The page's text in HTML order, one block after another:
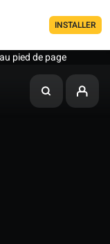
INSTALLER
pied de page